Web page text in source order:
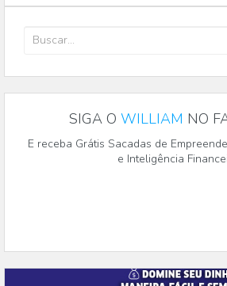
SIGA O WILLIAM NO
E receba Grátis Sacadas de
e Inteligência